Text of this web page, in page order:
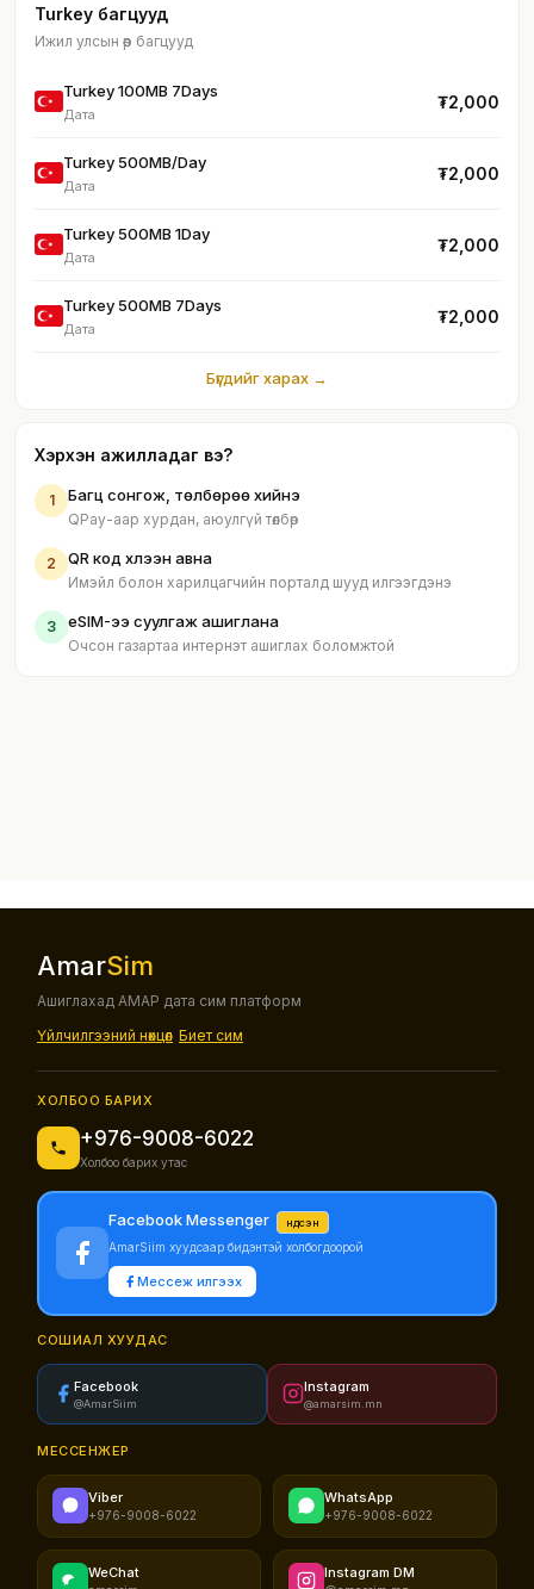
Turkey багцууд
Ижил улсын өөр багцууд
Turkey 100MB 7Days
Дата
₮2,000
Turkey 500MB/Day
Дата
₮2,000
Turkey 500MB 1Day
Дата
₮2,000
Turkey 500MB 7Days
Дата
₮2,000
Бүгдийг харах →
Хэрхэн ажилладаг вэ?
1 Багц сонгож, төлбөрөө хийнэ
QPay-аар хурдан, аюулгүй төлбөр
2 QR код хүлээн авна
Имэйл болон харилцагчийн порталд шууд илгээгдэнэ
3 eSIM-ээ суулгаж ашиглана
Очсон газартаа интернэт ашиглах боломжтой
AmarSim
Ашиглахад АМАР дата сим платформ
Үйлчилгээний нөхцөл Биет сим
ХОЛБОО БАРИХ
+976-9008-6022
Холбоо барих утас
Facebook Messenger Үндсэн
AmarSiim хуудсаар бидэнтэй холбогдоорой
Мессеж илгээх
СОШИАЛ ХУУДАС
Facebook
@AmarSiim
Instagram
@amarsim.mn
МЕССЕНЖЕР
Viber
+976-9008-6022
WhatsApp
+976-9008-6022
WeChat Instagram DM